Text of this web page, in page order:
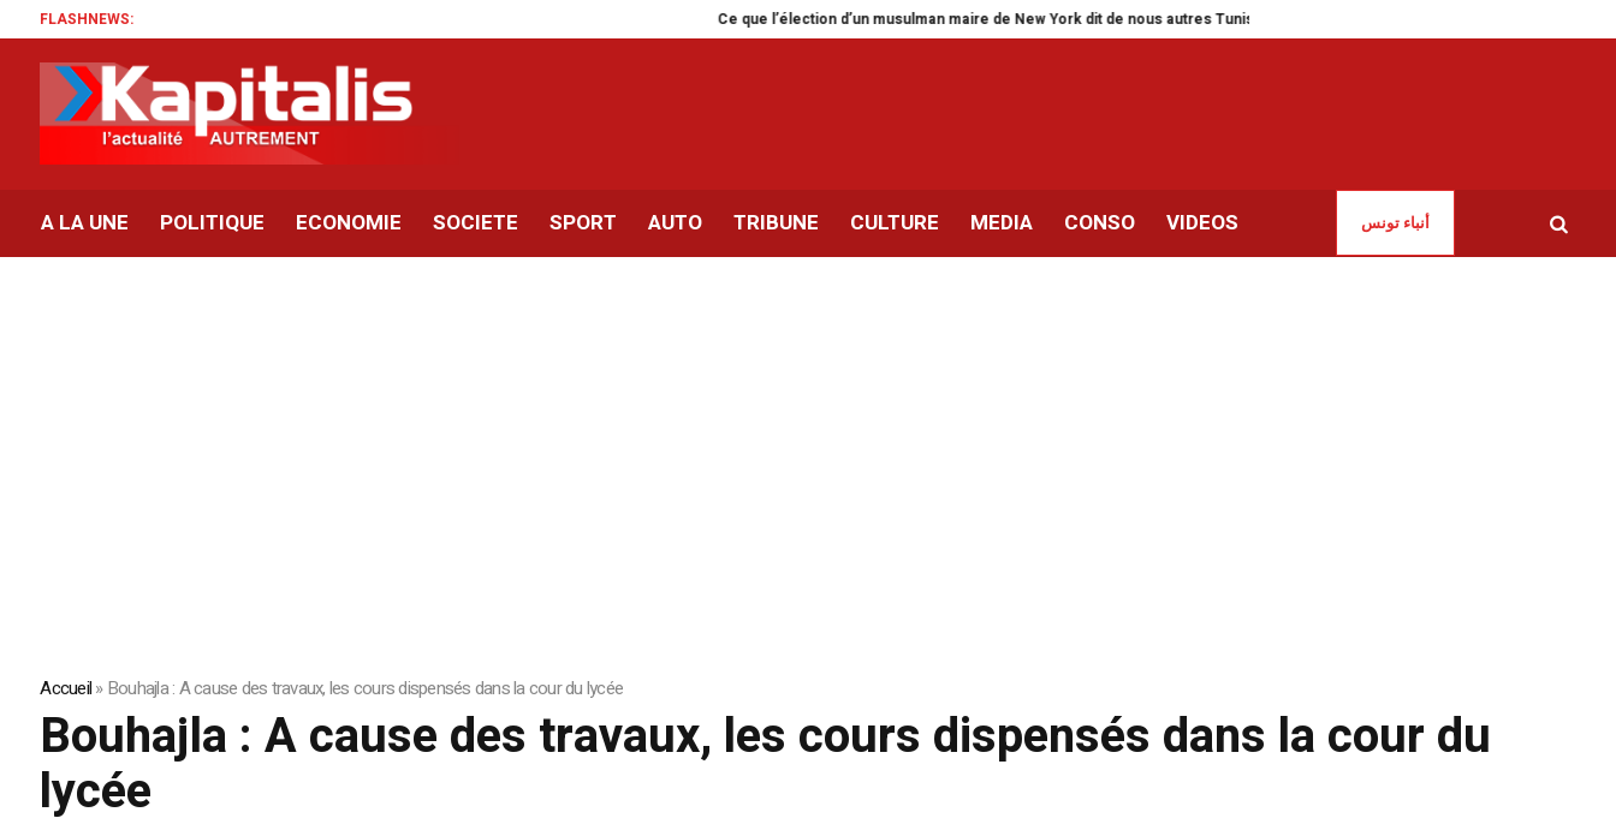
FLASHNEWS: Ce que l’élection d’un musulman maire de New York dit de nous autres Tunisiens Salon du livre d’Alger | Les cagoulards de la censure
A LA UNE POLITIQUE ECONOMIE SOCIETE SPORT AUTO TRIBUNE CULTURE MEDIA CONSO VIDEOS أنباء تونس
Accueil»Bouhajla : A cause des travaux, les cours dispensés dans la cour du lycée
Bouhajla : A cause des travaux, les cours dispensés dans la cour du
lycée